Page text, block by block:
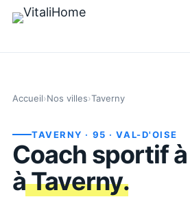
Accueil›Nos villes›Taverny
TAVERNY · 95 · VAL-D'OISE
Coach sportif
àTaverny.